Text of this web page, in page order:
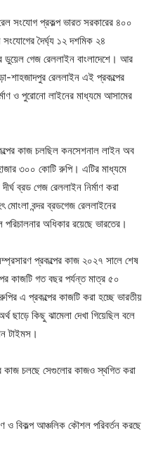
সংযোগ প্রকল্প ভারত সরকারের ৪০০
দৈর্ঘ্য ১২ দশমিক ২৪
ডুয়েল গেজ রেললাইন বাংলাদেশে। আর
শাহজাদপুর রেললাইন এই প্রকল্পের
ও পুরোনো লাইনের মাধ্যমে আসামের
কাজ চলছিল কনসেশনাল লাইন অব
৩০০ কোটি রুপি। এটির মাধ্যমে
ব্রড গেজ রেললাইন নির্মাণ করা
মোংলা বন্দর ব্রডগেজ রেললাইনের
অধিকার রয়েছে ভারতের।
প্রকল্পের কাজ ২০২৭ সালে শেষ
কাজটি গত বছর পর্যন্ত মাত্র ৫০
এ প্রকল্পের কাজটি করা হচ্ছে ভারতীয়
ছাড়ে কিছু ঝামেলা দেখা গিয়েছিল বলে
টাইমস।
কাজ চলছে সেগুলোর কাজও স্থগিত করা
ও বিকল্প আঞ্চলিক কৌশল পরিবর্তন করছে